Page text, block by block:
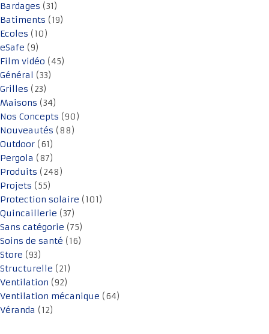
Bardages (31)
Batiments (19)
Ecoles (10)
eSafe (9)
Film vidéo (45)
Général (33)
Grilles (23)
Maisons (34)
Nos Concepts (90)
Nouveautés (88)
Outdoor (61)
Pergola (87)
Produits (248)
Projets (55)
Protection solaire (101)
Quincaillerie (37)
Sans catégorie (75)
Soins de santé (16)
Store (93)
Structurelle (21)
Ventilation (92)
Ventilation mécanique (64)
Véranda (12)